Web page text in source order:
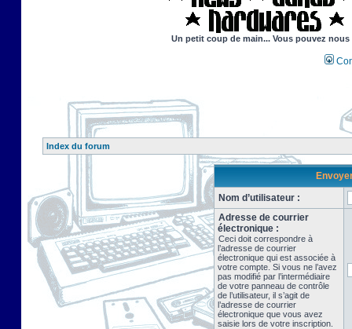
Un petit coup de main... Vous pouvez
Index du forum
Nom d’utilisateur :
Adresse de courrier
électronique :
Ceci doit correspondre à
l’adresse de courrier
électronique qui est associée à
votre compte. Si vous ne l’avez
pas modifié par l’intermédiaire
de votre panneau de contrôle
de l’utilisateur, il s’agit de
l’adresse de courrier
électronique que vous avez
saisie lors de votre inscription.